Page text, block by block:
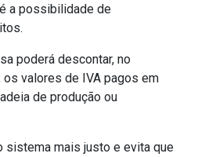
a possibilidade de
poderá descontar, no
os valores de IVA pagos em
de produção ou
sistema mais justo e evita que